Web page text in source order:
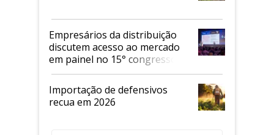
Empresários da distribuição
discutem acesso ao mercado
em painel no 15° congresso
Andav
Importação de defensivos
recua em 2026